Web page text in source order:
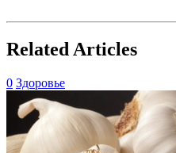
Related Articles
0 Здоровье